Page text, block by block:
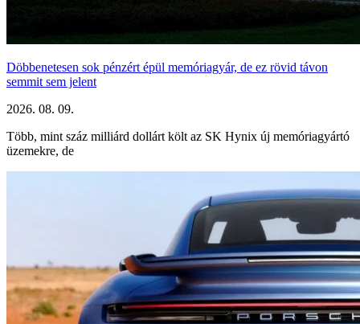
Döbbenetesen sok pénzért épül memóriagyár, de ez rövid távon
semmit sem jelent
2026. 08. 09.
Több, mint száz milliárd dollárt költ az SK Hynix új memóriagyártó
üzemekre, de